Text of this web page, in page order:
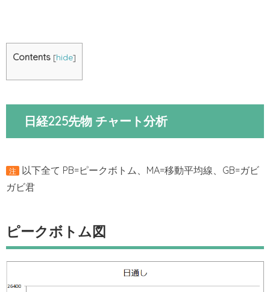
Contents [hide]
日経225先物 チャート分析
注
以下全て PB=ピークボトム、MA=移動平均線、GB=ガビ
ガビ君
ピークボトム図